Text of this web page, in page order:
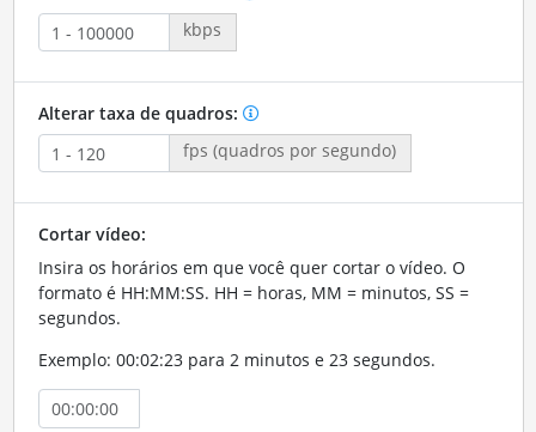
kbps
Alterar taxa de quadros:
fps (quadros por segundo)
Cortar vídeo:
Insira os horários em que você quer cortar o vídeo. O
formato é HH:MM:SS. HH = horas, MM = minutos, SS =
segundos.
Exemplo: 00:02:23 para 2 minutos e 23 segundos.